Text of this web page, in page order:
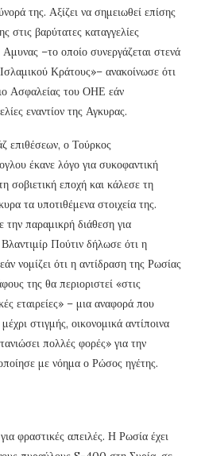
της. Αξίζει να σημειωθεί επίσης
στις βαρύτατες καταγγελίες
–το οποίο συνεργάζεται στενά
Κράτους»– ανακοίνωσε ότι
Ασφαλείας του ΟΗΕ εάν
εναντίον της Αγκυρας.
επιθέσεων, ο Τούρκος
έκανε λόγο για συκοφαντική
σοβιετική εποχή και κάλεσε τη
τα υποτιθέμενα στοιχεία της.
παραμικρή διάθεση για
Πούτιν δήλωσε ότι η
νομίζει ότι η αντίδραση της Ρωσίας
της θα περιοριστεί «στις
εταιρείες» – μια αναφορά που
στιγμής, οικονομικά αντίποινα
πολλές φορές» για την
με νόημα ο Ρώσος ηγέτης.
φραστικές απειλές. Η Ρωσία έχει